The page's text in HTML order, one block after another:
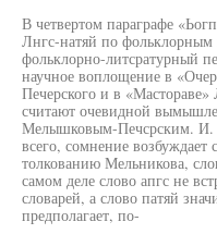
В четвертом параграфе
Лнгс-натяй по
фольклорно-литсратурный
научное воплощение в
Печерского и в
считают очевидной
Мелышковым-Печсрским. И.
всего, сомнение
толкованию Мельникова,
самом деле слово апгс не
словарей, а слово патяй
предполагает, по-